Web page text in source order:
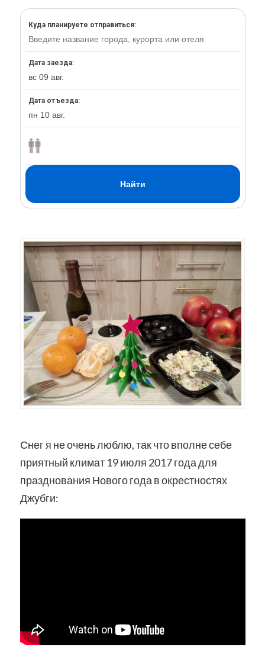
Снег я не очень люблю, так что вполне себе
приятный климат 19 июля 2017 года для
празднования Нового года в окрестностях
Джубги: